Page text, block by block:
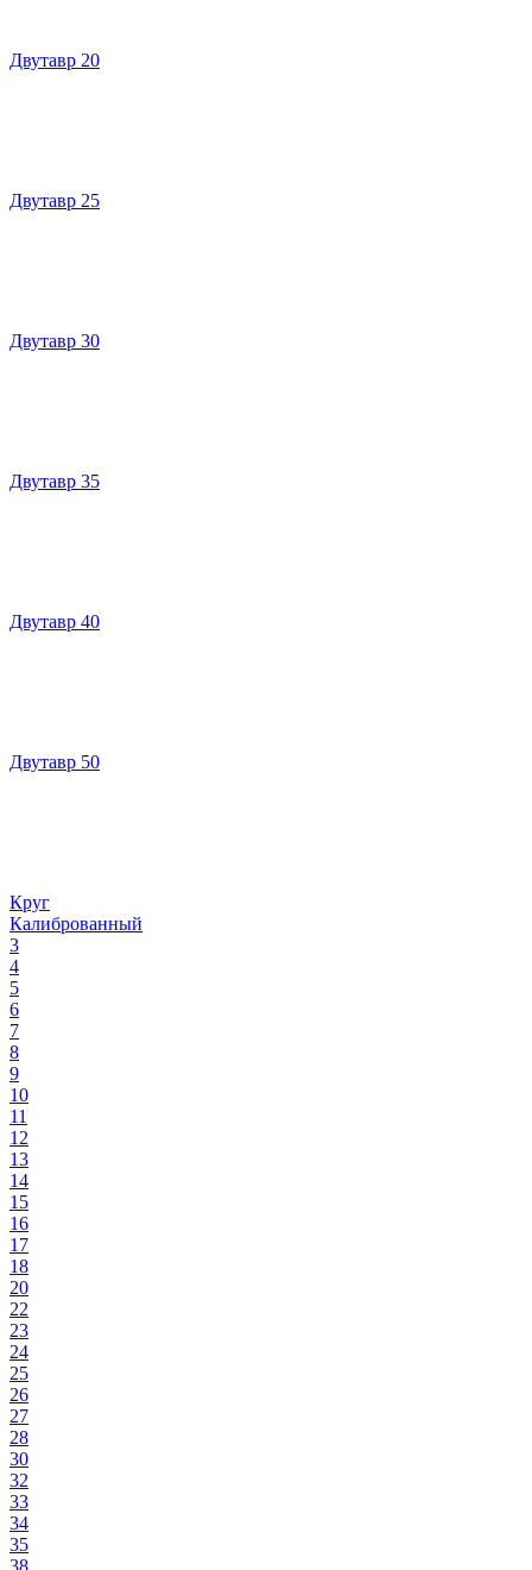
Двутавр 20
Двутавр 25
Двутавр 30
Двутавр 35
Двутавр 40
Двутавр 50
Круг
Калиброванный
3
4
5
6
7
8
9
10
11
12
13
14
15
16
17
18
20
22
23
24
25
26
27
28
30
32
33
34
35
38